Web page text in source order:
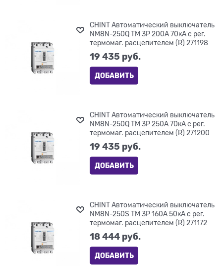
CHINT Автоматический выключатель
NM8N-250Q TM 3P 200А 70кА с рег.
термомаг. расцепителем (R) 271198
19 435 руб.
ДОБАВИТЬ
CHINT Автоматический выключатель
NM8N-250Q TM 3P 250А 70кА с рег.
термомаг. расцепителем (R) 271200
19 435 руб.
ДОБАВИТЬ
CHINT Автоматический выключатель
NM8N-250S TM 3P 160А 50кА с рег.
термомаг. расцепителем (R) 271172
18 444 руб.
ДОБАВИТЬ